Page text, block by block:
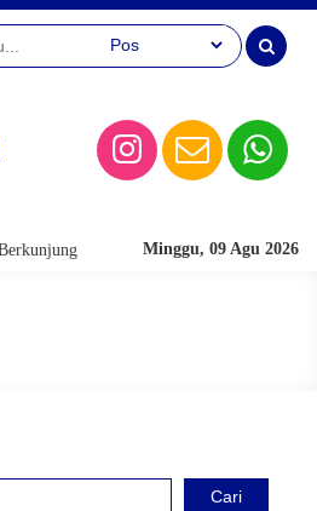
Minggu, 09 Agu 2026
Selamat Datang Selamat Berkunjung
Cari